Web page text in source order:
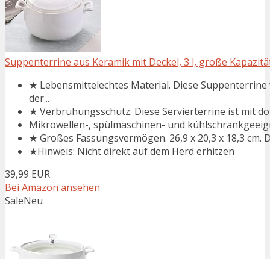
Suppenterrine aus Keramik mit Deckel, 3 l, große
★ Lebensmittelechtes Material. Diese
der...
★ Verbrühungsschutz. Diese Servierterrine ist mit
Mikrowellen-, spülmaschinen- und
★ Großes Fassungsvermögen. 26,9 x 20,3 x 18,3
★Hinweis: Nicht direkt auf dem Herd erhitzen
39,99 EUR
Bei Amazon ansehen
SaleNeu